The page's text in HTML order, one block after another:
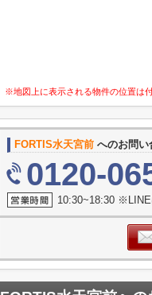
※地図上に表示される物件の位置は
FORTIS水天宮前 へのお問い
0120-
10:30~18:30